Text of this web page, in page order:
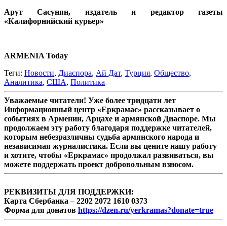
Арут Сасунян, издатель и редактор газеты
«Калифорнийский курьер»
ARMENIA Today
Теги: Новости, Диаспора, Ай Дат, Турция, Общество,
Аналитика, США, Политика
Уважаемые читатели! Уже более тридцати лет
Информационный центр «Еркрамас» рассказывает о
событиях в Армении, Арцахе и армянской Диаспоре. Мы
продолжаем эту работу благодаря поддержке читателей,
которым небезразличны судьба армянского народа и
независимая журналистика. Если вы цените нашу работу
и хотите, чтобы «Еркрамас» продолжал развиваться, вы
можете поддержать проект добровольным взносом.
РЕКВИЗИТЫ ДЛЯ ПОДДЕРЖКИ:
Карта Сбербанка – 2202 2072 1610 0373
Форма для донатов https://dzen.ru/yerkramas?donate=true